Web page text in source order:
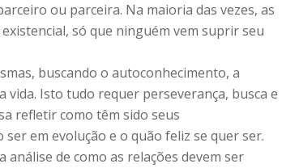
ou parceira. Na maioria das vezes, as
só que ninguém vem suprir seu
buscando o autoconhecimento, a
Isto tudo requer perseverança, busca e
refletir como têm sido seus
em evolução e o quão feliz se quer ser.
de como as relações devem ser